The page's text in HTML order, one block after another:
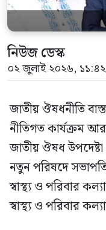
নিউজ ডেস্ক
০২ জুলাই ২০২৬, ১১:৪২
জাতীয় ঔষধনীতি
নীতিগত কার্যক্রম
জাতীয় ঔষধ
নতুন পরিষদে
স্বাস্থ্য ও পরিবার
স্বাস্থ্য ও পরিবার